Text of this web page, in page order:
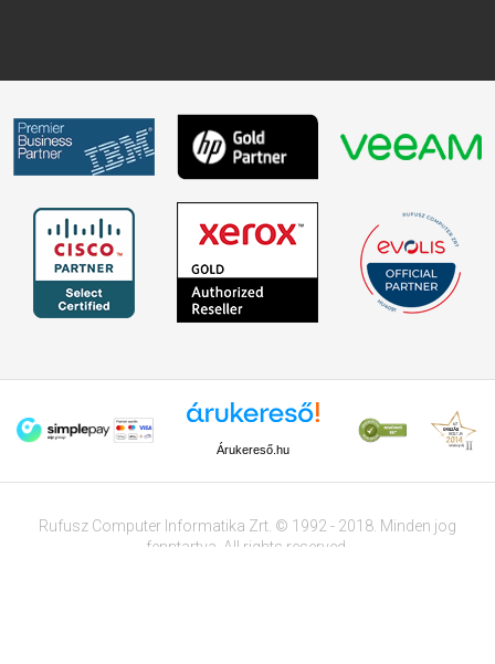
Árukereső.hu
Rufusz Computer Informatika Zrt. © 1992 - 2018. Minden jog
fenntartva. All rights reserved.